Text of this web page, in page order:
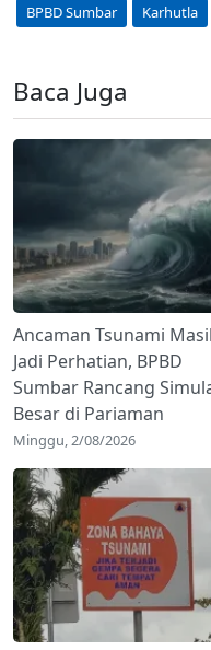
BPBD Sumbar Karhutla
Baca Juga
Ancaman Tsunami
Jadi Perhatian, BPBD
Sumbar Rancang
Besar di Pariaman
Minggu, 2/08/2026